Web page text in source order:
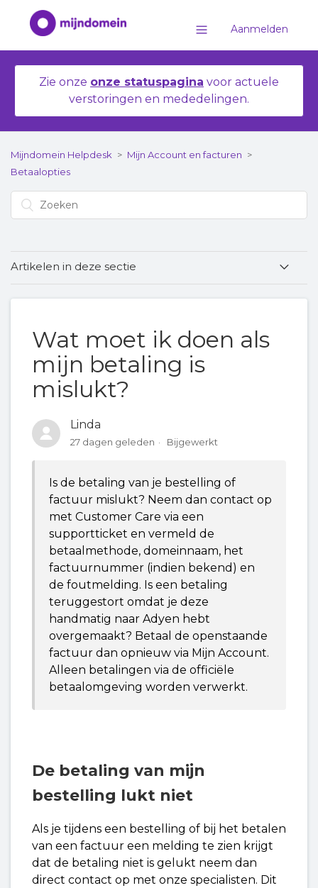
Aanmelden
Zie onze onze statuspagina voor actuele
verstoringen en mededelingen.
Mijndomein Helpdesk
Mijn Account en facturen
Betaalopties
Artikelen in deze sectie
Kan ik mijn factuur in termijnen betalen?
Waarom krijg ik een betalingsherinnering
terwijl ik al heb betaald?
Hoe betaal ik een factuur van Mijndomein?
Hoe betaal ik een factuur na een
betalingsherinnering?
Waarom wordt mijn factuur van het verkeerde
rekeningnummer afgeschreven?
Hoe betaal ik een factuur als Mijndomein geen
rekeningnummer heeft?
Wat moet ik doen als mijn betaling is mislukt?
Waarom zie ik Adyen bij een betaling aan
Mijndomein?
Wat moet ik doen als
mijn betaling is
mislukt?
Linda
27 dagen geleden Bijgewerkt
Is de betaling van je bestelling of
factuur mislukt? Neem dan contact op
met Customer Care via een
supportticket en vermeld de
betaalmethode, domeinnaam, het
factuurnummer (indien bekend) en
de foutmelding. Is een betaling
teruggestort omdat je deze
handmatig naar Adyen hebt
overgemaakt? Betaal de openstaande
factuur dan opnieuw via Mijn Account.
Alleen betalingen via de officiële
betaalomgeving worden verwerkt.
De betaling van mijn
bestelling lukt niet
Als je tijdens een bestelling of bij het betalen
van een factuur een melding te zien krijgt
dat de betaling niet is gelukt neem dan
direct contact op met onze specialisten. Dit